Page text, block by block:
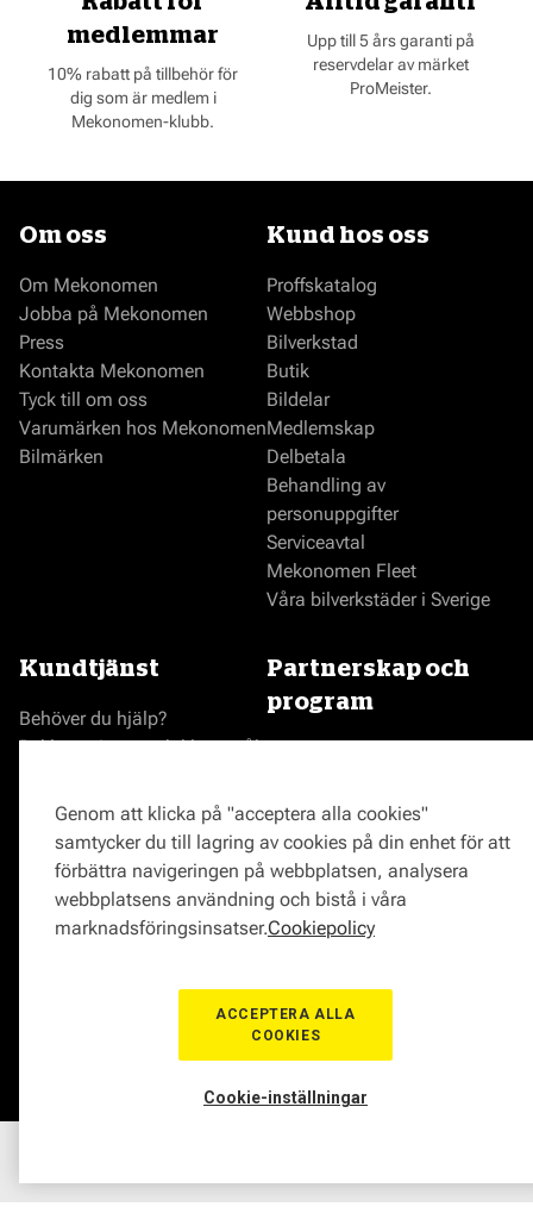
medlemmar
10% rabatt på tillbehör för
dig som är medlem i
Mekonomen-klubb.
Upp till 5 års garanti på
reservdelar av märket
ProMeister.
Om oss
Om Mekonomen
Jobba på Mekonomen
Press
Kontakta Mekonomen
Tyck till om oss
Varumärken hos Mekonomen
Bilmärken
Kund hos oss
Proffskatalog
Webbshop
Bilverkstad
Butik
Bildelar
Medlemskap
Delbetala
Behandling av
personuppgifter
Serviceavtal
Mekonomen Fleet
Våra bilverkstäder i Sverige
Kundtjänst
Behöver du hjälp?
Reklamationer och klagomål
Frågor om verkstäder?
Partnerskap och
program
Prisgaranti
Vägassistans
ProMeister
Onlinemagasin
0771-72 00 00
© Mekonomen Sverige 2026
Om Cookies
Genom att klicka på "acceptera alla cookies"
samtycker du till lagring av cookies på din enhet för att
förbättra navigeringen på webbplatsen, analysera
webbplatsens användning och bistå i våra
marknadsföringsinsatser.Cookiepolicy
ACCEPTERA ALLA
COOKIES
Cookie-inställningar